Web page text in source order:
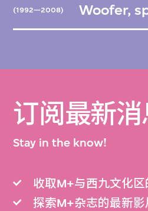
(1992—2008)
Woofer,
订阅最新消
Stay in the know!
收取M+与西九文化
探索M+杂志的最新影